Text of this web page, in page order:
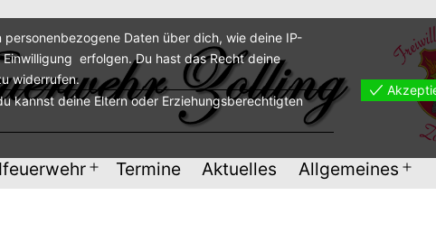
MenüTermine Aktuelles Allgemeines Menü
Daten über dich, wie deine IP-
erfolgen. Du hast das Recht deine
widerrufen.
kannst deine Eltern oder Erziehungsberechtigten